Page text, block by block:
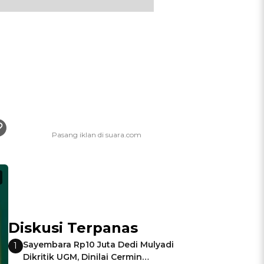
Diskusi Terpanas
1
Sayembara Rp10 Juta Dedi Mulyadi
Dikritik UGM, Dinilai Cermin